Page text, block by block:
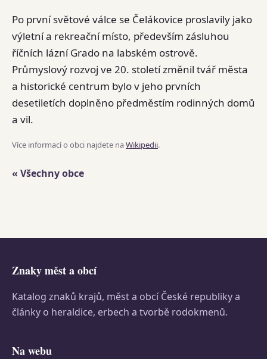
Po první světové válce se Čelákovice proslavily jako
výletní a rekreační místo, především zásluhou
říčních lázní Grado na labském ostrově.
Průmyslový rozvoj ve 20. století změnil tvář města
a historické centrum bylo v jeho prvních
desetiletích doplněno předměstím rodinných domů
a vil.
Více informací o obci najdete naWikipedii.
« Všechny obce
Znaky měst a obcí
Katalog znaků krajů, měst a obcí České republiky a
články o heraldice, erbech a tvorbě rodokmenů.
Na webu